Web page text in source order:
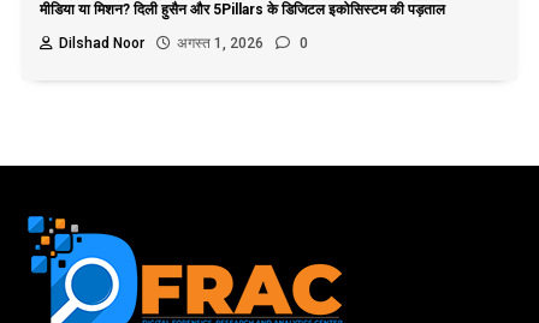
मीडिया या मिशन? दिली हुसैन और 5Pillars के डिजिटल इकोसिस्टम की पड़ताल
Dilshad Noor
अगस्त 1, 2026 0